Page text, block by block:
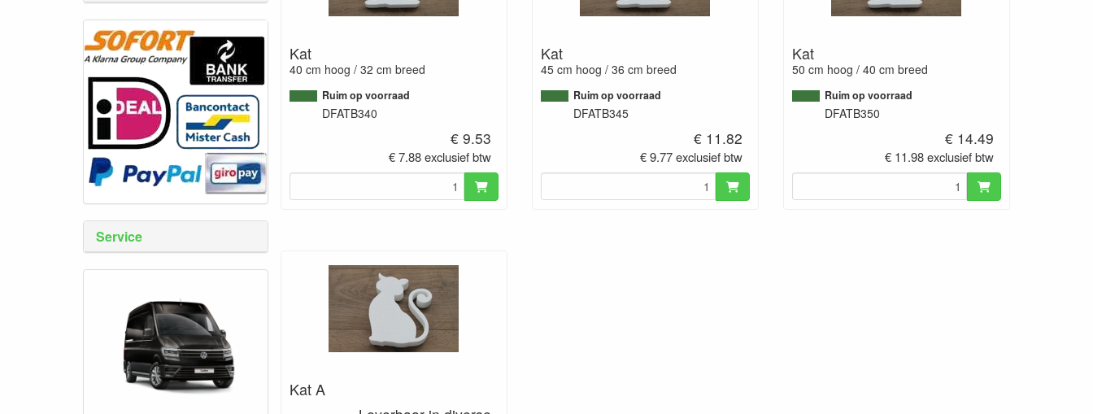
Service
Kat
40 cm hoog / 32 cm breed
Ruim op voorraad
DFATB340
€ 9.53
€ 7.88 exclusief btw
Kat
45 cm hoog / 36 cm breed
Ruim op voorraad
DFATB345
€ 11.82
€ 9.77 exclusief btw
Kat
50 cm hoog / 40 cm breed
Ruim op voorraad
DFATB350
€ 14.49
€ 11.98 exclusief btw
Kat A